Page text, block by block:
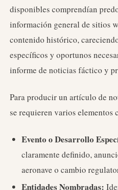
disponibles comprendían
información general de sitios
contenido histórico,
específicos y oportunos
informe de noticias fáctico y
Para producir un artículo de
se requieren varios elementos
Evento o Desarrollo
claramente definido,
aeronave o cambio
Entidades Nombradas: